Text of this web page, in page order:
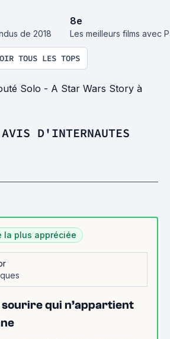
de 2018
8e
Les meilleurs films avec
TOUS LES TOPS
Solo - A Star Wars Story à
D'INTERNAUTES
la plus appréciée
sourire qui n’appartient